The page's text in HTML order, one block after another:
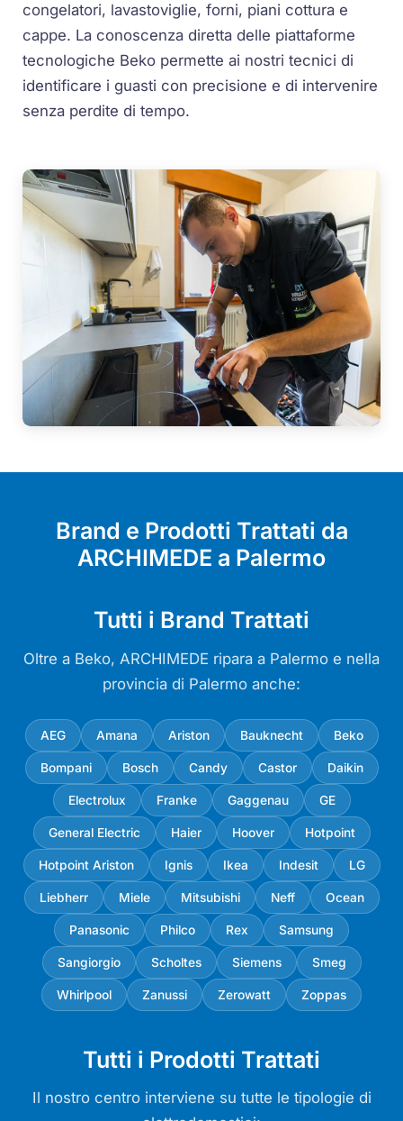
congelatori, lavastoviglie, forni, piani cottura e
cappe. La conoscenza diretta delle piattaforme
tecnologiche Beko permette ai nostri tecnici di
identificare i guasti con precisione e di intervenire
senza perdite di tempo.
Brand e Prodotti Trattati da
ARCHIMEDE a Palermo
Tutti i Brand Trattati
Oltre a Beko, ARCHIMEDE ripara a Palermo e nella
provincia di Palermo anche:
AEG Amana Ariston Bauknecht Beko
Bompani Bosch Candy Castor Daikin
Electrolux Franke Gaggenau GE
General Electric Haier Hoover Hotpoint
Hotpoint Ariston Ignis Ikea Indesit LG
Liebherr Miele Mitsubishi Neff Ocean
Panasonic Philco Rex Samsung
Sangiorgio Scholtes Siemens Smeg
Whirlpool Zanussi Zerowatt Zoppas
Tutti i Prodotti Trattati
Il nostro centro interviene su tutte le tipologie di